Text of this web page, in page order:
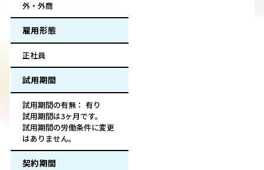
外・外商
雇用形態
正社員
試用期間
試用期間の有無： 有り
試用期間は3ヶ月です。
試用期間の労働条件に変更
はありません。
契約期間